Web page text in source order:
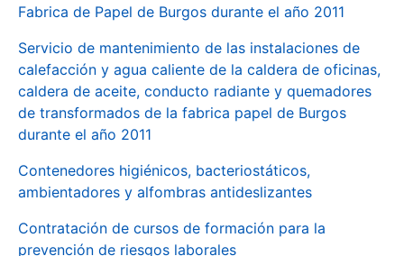
Fabrica de Papel de Burgos durante el año 2011
Servicio de mantenimiento de las instalaciones de
calefacción y agua caliente de la caldera de oficinas,
caldera de aceite, conducto radiante y quemadores
de transformados de la fabrica papel de Burgos
durante el año 2011
Contenedores higiénicos, bacteriostáticos,
ambientadores y alfombras antideslizantes
Contratación de cursos de formación para la
prevención de riesgos laborales